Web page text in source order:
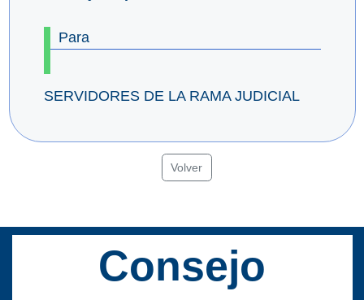
Para
SERVIDORES DE LA RAMA JUDICIAL
Volver
Consejo